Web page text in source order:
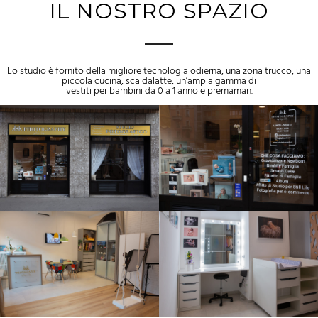
IL NOSTRO SPAZIO
Lo studio è fornito della migliore tecnologia odierna, una zona trucco, una
piccola cucina, scaldalatte, un’ampia gamma di
vestiti per bambini da 0 a 1 anno e premaman.